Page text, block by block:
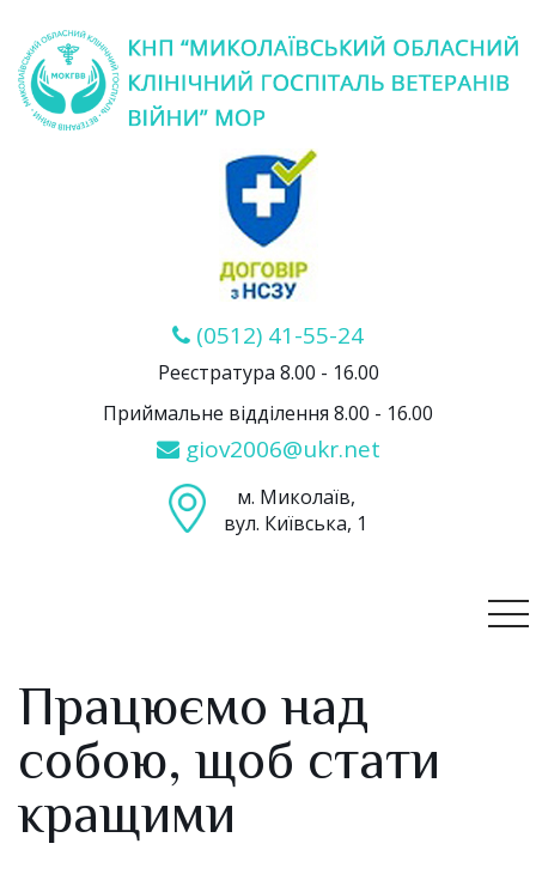
(0512) 41-55-24
Реєстратура 8.00 - 16.00
Приймальне відділення 8.00 - 16.00
giov2006@ukr.net
м. Миколаїв,
вул. Київська, 1
Працюємо над
собою, щоб стати
кращими